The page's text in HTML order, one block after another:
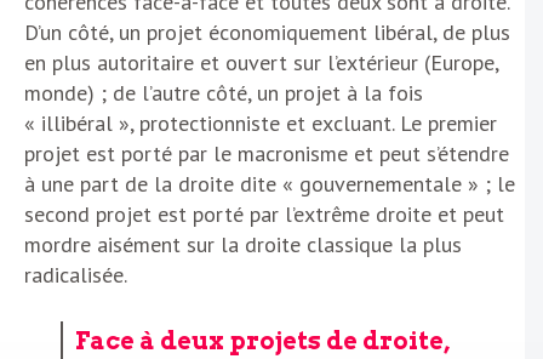
D’un côté, un projet économiquement libéral, de plus
en plus autoritaire et ouvert sur l’extérieur (Europe,
monde) ; de l’autre côté, un projet à la fois
« illibéral », protectionniste et excluant. Le premier
projet est porté par le macronisme et peut s’étendre
à une part de la droite dite « gouvernementale » ; le
second projet est porté par l’extrême droite et peut
mordre aisément sur la droite classique la plus
radicalisée.
Face à deux projets de droite,